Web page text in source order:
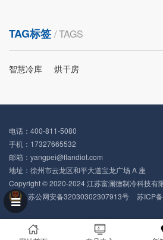
TAG标签 / TAGS
智慧冷库 烘干房
电话：400-811-5080
手机：17327665532
邮箱：yangpei@flandiot.com
地址：徐州市云龙区和平大道宝龙广场 A 座
Copyright © 2020-2024 江苏富澜德制冷科技有
苏公网安备32030302307913号
苏ICP